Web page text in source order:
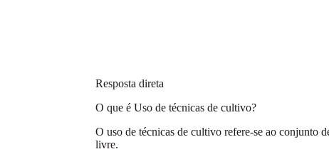
Resposta direta
O que é Uso de técnicas de cultivo?
O uso de técnicas de cultivo refere-se ao conjunto
livre.